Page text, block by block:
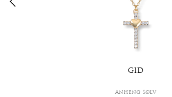
GID
Anheng Sølv